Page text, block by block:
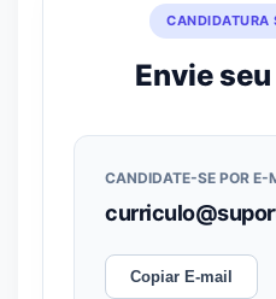
CANDIDATURA
Envie
CANDIDATE-SE POR E-
Copiar E-mail